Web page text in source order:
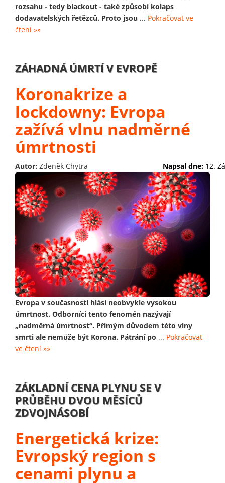
rozsahu - tedy blackout - také způsobí kolaps
dodavatelských řetězců. Proto jsou ... Pokračovat ve
čtení »»
ZÁHADNÁ ÚMRTÍ V EVROPĚ
Koronakrize a
lockdowny: Evropa
zažívá vlnu nadměrné
úmrtnosti
Autor: Zdeněk Chytra Napsal dne: 12.
Evropa v současnosti hlásí neobvykle vysokou
úmrtnost. Odborníci tento fenomén nazývají
„nadměrná úmrtnost“. Přímým důvodem této vlny
smrti ale nemůže být Korona. Pátrání po ... Pokračovat
ve čtení »»
ZÁKLADNÍ CENA PLYNU SE V
PRŮBĚHU DVOU MĚSÍCŮ
ZDVOJNÁSOBÍ
Energetická krize:
Evropský region s
cenami plynu a